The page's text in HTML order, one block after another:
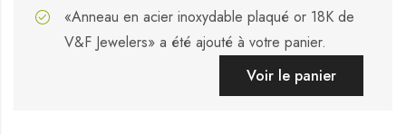
«Anneau en acier inoxydable plaqué or 18K de
V&F Jewelers» a été ajouté à votre panier.
Voir le panier